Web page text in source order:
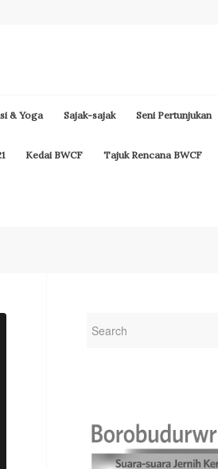
& Yoga Sajak-sajak Seni Pertunjukan
Kedai BWCF Tajuk Rencana BWCF